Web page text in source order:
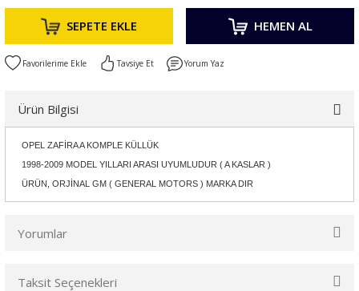
SEPETE EKLE HEMEN AL
Tavsiye Et Yorum Yaz
Ürün Bilgisi
OPEL ZAFİRA A KOMPLE KÜLLÜK
1998-2009 MODEL YILLARI ARASI UYUMLUDUR ( A KASLAR )
ÜRÜN, ORJİNAL GM ( GENERAL MOTORS ) MARKA DIR
Yorumlar
Taksit Seçenekleri